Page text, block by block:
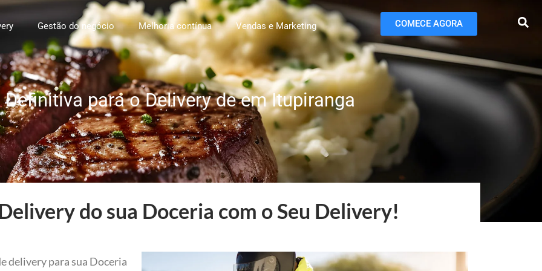
Gestão do negócio Melhoria contínua Vendas e Marketing COMECE AGORA
para o Delivery de em Itupiranga
do sua Doceria com o Seu Delivery!
delivery para sua Doceria